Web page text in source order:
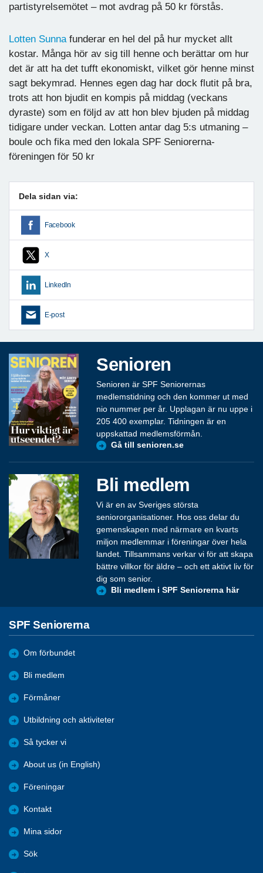
partistyrelsemötet – mot avdrag på 50 kr förstås.
Lotten Sunnafunderar en hel del på hur mycket allt
kostar. Många hör av sig till henne och berättar om hur
det är att ha det tufft ekonomiskt, vilket gör henne minst
sagt bekymrad. Hennes egen dag har dock flutit på bra,
trots att hon bjudit en kompis på middag (veckans
dyraste) som en följd av att hon blev bjuden på middag
tidigare under veckan. Lotten antar dag 5:s utmaning –
boule och fika med den lokala SPF Seniorerna-
föreningen för 50 kr
Dela sidan via:
Facebook
X
LinkedIn
E-post
Senioren
Senioren är SPF Seniorernas
medlemstidning och den kommer ut med
nio nummer per år. Upplagan är nu uppe i
205 400 exemplar. Tidningen är en
uppskattad medlemsförmån.
Gå till senioren.se
Bli medlem
Vi är en av Sveriges största
seniororganisationer. Hos oss delar du
gemenskapen med närmare en kvarts
miljon medlemmar i föreningar över hela
landet. Tillsammans verkar vi för att skapa
bättre villkor för äldre – och ett aktivt liv för
dig som senior.
Bli medlem i SPF Seniorerna här
SPF Seniorerna
Om förbundet
Bli medlem
Förmåner
Utbildning och aktiviteter
Så tycker vi
About us (in English)
Föreningar
Kontakt
Mina sidor
Sök